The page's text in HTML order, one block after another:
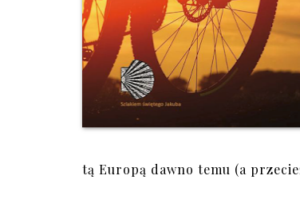
tą Europą dawno temu (a